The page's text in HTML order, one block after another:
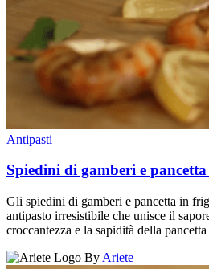
Antipasti
Spiedini di gamberi e
Gli spiedini di gamberi e pancetta in
antipasto irresistibile che unisce il
croccantezza e la sapidità della pancetta
By Ariete